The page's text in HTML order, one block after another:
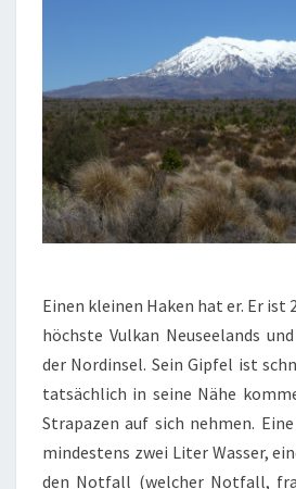
Einen kleinen Haken hat er. Er ist
höchste Vulkan Neuseelands
der Nordinsel. Sein Gipfel ist
tatsächlich in seine Nähe
Strapazen auf sich nehmen.
mindestens zwei Liter Wasser,
den Notfall (welcher Notfall,